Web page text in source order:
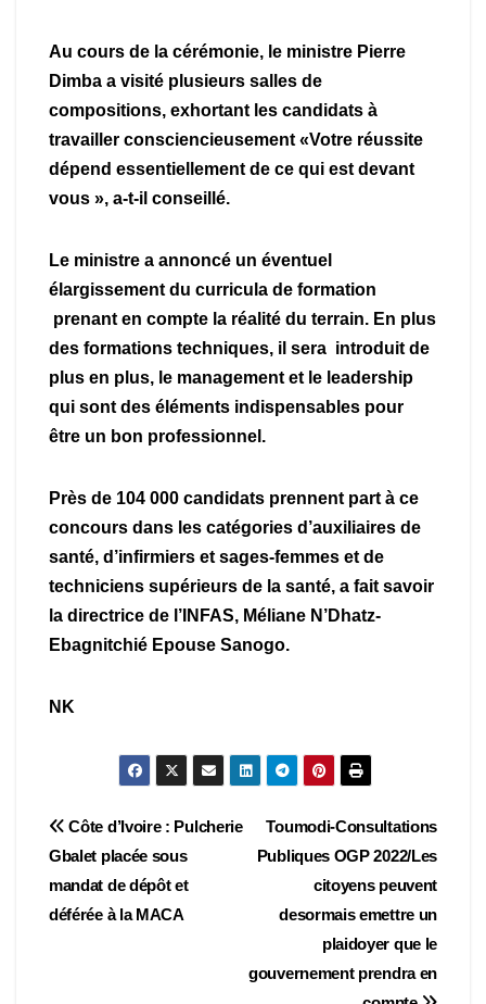
Au cours de la cérémonie, le ministre Pierre
Dimba a visité plusieurs salles de
compositions, exhortant les candidats à
travailler consciencieusement «Votre réussite
dépend essentiellement de ce qui est devant
vous », a-t-il conseillé.
Le ministre a annoncé un éventuel
élargissement du curricula de formation
prenant en compte la réalité du terrain. En plus
des formations techniques, il sera introduit de
plus en plus, le management et le leadership
qui sont des éléments indispensables pour
être un bon professionnel.
Près de 104 000 candidats prennent part à ce
concours dans les catégories d’auxiliaires de
santé, d’infirmiers et sages-femmes et de
techniciens supérieurs de la santé, a fait savoir
la directrice de l’INFAS, Méliane N’Dhatz-
Ebagnitchié Epouse Sanogo.
NK
Navigation
de
l’article
Toumodi-Consultations
Publiques OGP 2022/Les
citoyens peuvent
desormais emettre un
plaidoyer que le
gouvernement prendra en
Côte d’Ivoire : Pulcherie
Gbalet placée sous
mandat de dépôt et
déférée à la MACA